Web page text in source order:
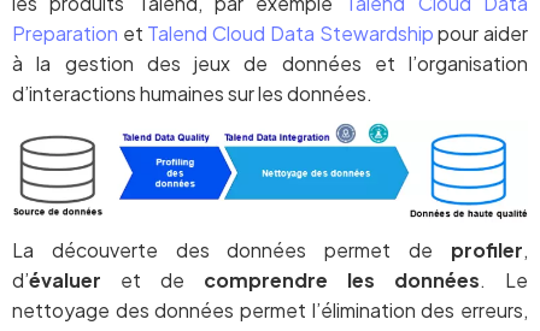
Preparation et Talend Cloud Data Stewardshippour aider
à la gestion des jeux de données et l’organisation
d’interactions humaines sur les données.
La découverte des données permet de profiler,
d’évaluer et de comprendre les données. Le
nettoyage des données permet l’élimination des erreurs,